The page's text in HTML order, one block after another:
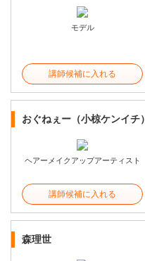
モデル
講師候補に入れる
おぐねぇー（小椋ケンイチ）
ヘアーメイクアップアーティスト
講師候補に入れる
森理世